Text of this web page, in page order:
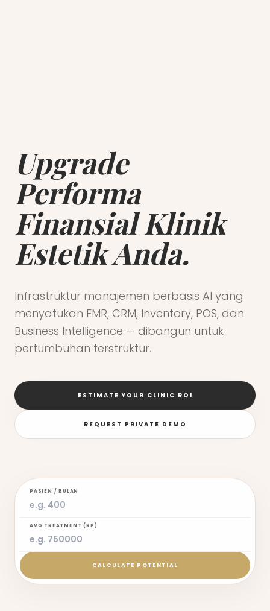
Upgrade
Performa
Finansial Klinik
Estetik Anda.
Infrastruktur manajemen berbasis AI yang
menyatukan EMR, CRM, Inventory, POS, dan
Business Intelligence — dibangun untuk
pertumbuhan terstruktur.
ESTIMATE YOUR CLINIC ROI
REQUEST PRIVATE DEMO
PASIEN / BULAN
AVG TREATMENT (RP)
CALCULATE POTENTIAL